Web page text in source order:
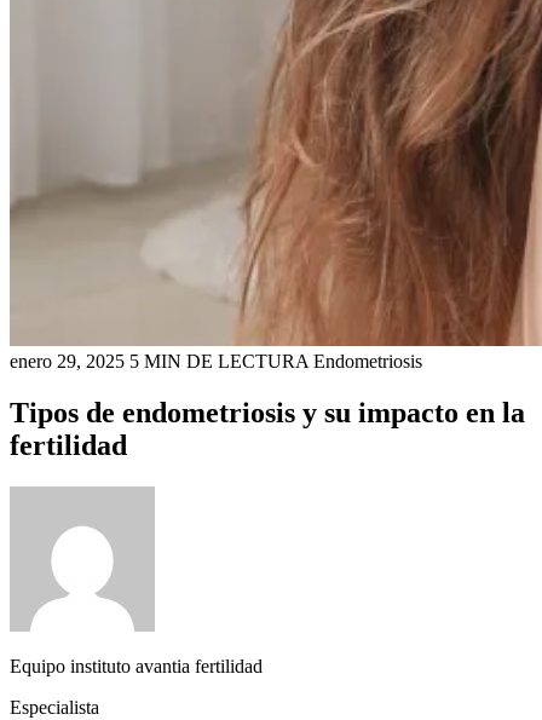
enero 29, 2025 5 MIN DE LECTURA Endometriosis
Tipos de endometriosis y su impacto en la
fertilidad
Equipo instituto avantia fertilidad
Especialista